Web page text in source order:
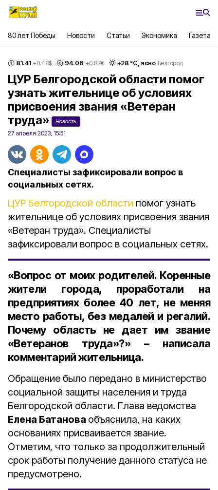
80 лет Победы Новости Статьи Экономика Газета
81.41 +0.48$ 94.06 +0.87€ +28 °С, ясно Белгород
ЦУР Белгородской области помог
узнать жительнице об условиях
присвоения звания «Ветеран
труда»
Новость
27 апреля 2023, 15:51
Специалисты зафиксировали вопрос в
социальных сетях.
ЦУР Белгородской области помог узнать
жительнице об условиях присвоения звания
«Ветеран труда». Специалисты
зафиксировали вопрос в социальных сетях.
«Вопрос от моих родителей. Коренные
жители города, проработали на
предприятиях более 40 лет, не меняя
место работы, без медалей и регалий.
Почему область не дает им звание
«Ветеранов труда»?» – написала
комментарий жительница.
Обращение было передано в министерство
социальной защиты населения и труда
Белгородской области. Глава ведомства
Елена Батанова объяснила, на каких
основаниях присваивается звание.
Отметим, что только за продолжительный
срок работы получение данного статуса не
предусмотрено.